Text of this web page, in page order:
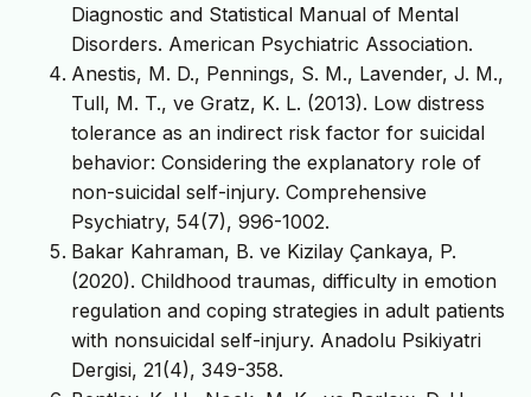
Diagnostic and Statistical Manual of Mental
Disorders. American Psychiatric Association.
Anestis, M. D., Pennings, S. M., Lavender, J. M.,
Tull, M. T., ve Gratz, K. L. (2013). Low distress
tolerance as an indirect risk factor for suicidal
behavior: Considering the explanatory role of
non-suicidal self-injury. Comprehensive
Psychiatry, 54(7), 996-1002.
Bakar Kahraman, B. ve Kizilay Çankaya, P.
(2020). Childhood traumas, difficulty in emotion
regulation and coping strategies in adult patients
with nonsuicidal self-injury. Anadolu Psikiyatri
Dergisi, 21(4), 349-358.